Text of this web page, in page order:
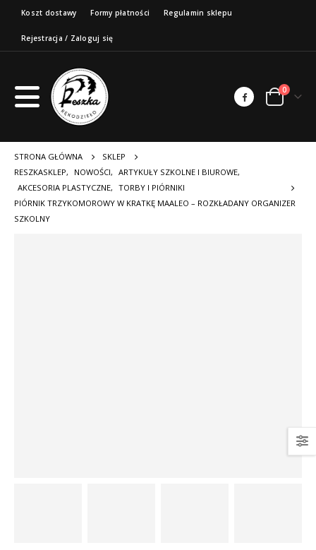
Koszt dostawy Formy płatności Regulamin sklepu
Rejestracja / Zaloguj się
0
STRONA GŁÓWNA
SKLEP
RESZKASKLEP, NOWOŚCI, ARTYKUŁY SZKOLNE I BIUROWE,
AKCESORIA PLASTYCZNE, TORBY I PIÓRNIKI
PIÓRNIK TRZYKOMOROWY W KRATKĘ MAALEO – ROZKŁADANY ORGANIZER
SZKOLNY